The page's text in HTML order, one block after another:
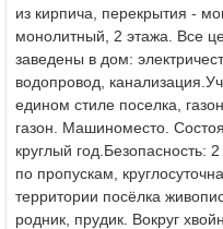
из кирпича, перекрытия -
монолитный, 2 этажа. Все
заведены в дом:
водопровод, канализация.
едином стиле поселка,
газон. Машиноместо.
круглый год. Безопасность:
по пропускам,
территории посёлка
родник, прудик. Вокруг